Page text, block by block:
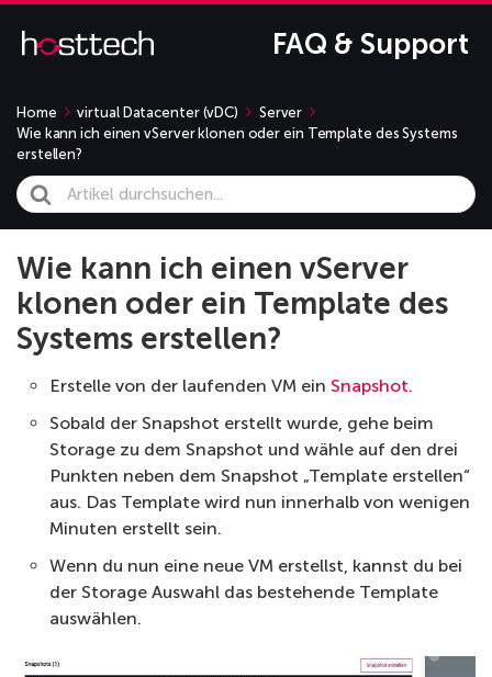
FAQ & Support
Home virtual Datacenter (vDC)
Server
Wie kann ich einen vServer klonen oder ein Template des Systems
erstellen?
Search
For
Wie kann ich einen vServer
klonen oder ein Template des
Systems erstellen?
Erstelle von der laufenden VM ein Snapshot.
Sobald der Snapshot erstellt wurde, gehe beim
Storage zu dem Snapshot und wähle auf den drei
Punkten neben dem Snapshot „Template erstellen“
aus. Das Template wird nun innerhalb von wenigen
Minuten erstellt sein.
Wenn du nun eine neue VM erstellst, kannst du bei
der Storage Auswahl das bestehende Template
auswählen.